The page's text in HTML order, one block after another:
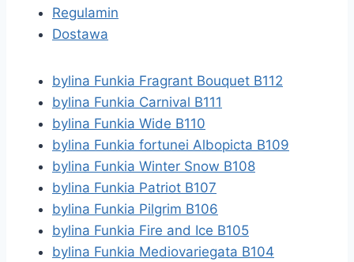
Regulamin
Dostawa
bylina Funkia Fragrant Bouquet B112
bylina Funkia Carnival B111
bylina Funkia Wide B110
bylina Funkia fortunei Albopicta B109
bylina Funkia Winter Snow B108
bylina Funkia Patriot B107
bylina Funkia Pilgrim B106
bylina Funkia Fire and Ice B105
bylina Funkia Mediovariegata B104